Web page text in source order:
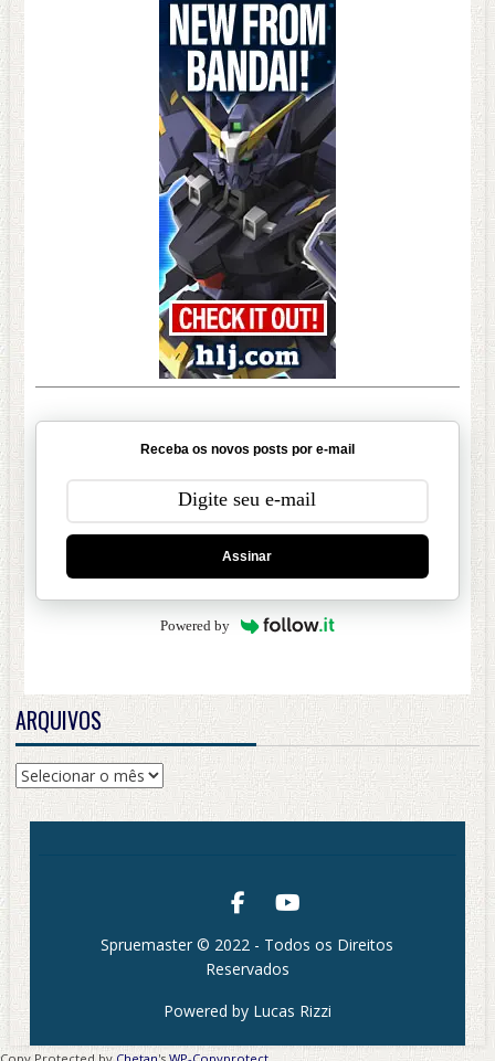
Receba os novos posts por e-mail
Assinar
Powered by
ARQUIVOS
Arquivos
Spruemaster © 2022 - Todos os Direitos
Reservados
Powered by Lucas Rizzi